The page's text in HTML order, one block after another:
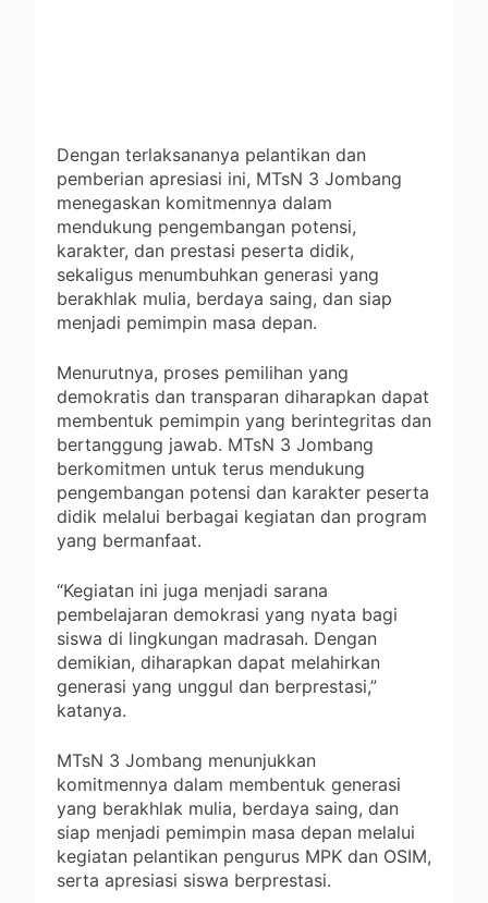
Dengan terlaksananya pelantikan dan
pemberian apresiasi ini, MTsN 3 Jombang
menegaskan komitmennya dalam
mendukung pengembangan potensi,
karakter, dan prestasi peserta didik,
sekaligus menumbuhkan generasi yang
berakhlak mulia, berdaya saing, dan siap
menjadi pemimpin masa depan.
Menurutnya, proses pemilihan yang
demokratis dan transparan diharapkan dapat
membentuk pemimpin yang berintegritas dan
bertanggung jawab. MTsN 3 Jombang
berkomitmen untuk terus mendukung
pengembangan potensi dan karakter peserta
didik melalui berbagai kegiatan dan program
yang bermanfaat.
“Kegiatan ini juga menjadi sarana
pembelajaran demokrasi yang nyata bagi
siswa di lingkungan madrasah. Dengan
demikian, diharapkan dapat melahirkan
generasi yang unggul dan berprestasi,”
katanya.
MTsN 3 Jombang menunjukkan
komitmennya dalam membentuk generasi
yang berakhlak mulia, berdaya saing, dan
siap menjadi pemimpin masa depan melalui
kegiatan pelantikan pengurus MPK dan OSIM,
serta apresiasi siswa berprestasi.